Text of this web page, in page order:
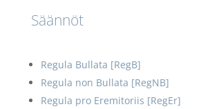
Säännöt
Regula Bullata [RegB]
Regula non Bullata [RegNB]
Regula pro Eremitoriis [RegEr]